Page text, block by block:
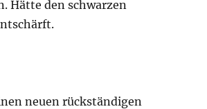
Hätte den schwarzen
neuen rückständigen